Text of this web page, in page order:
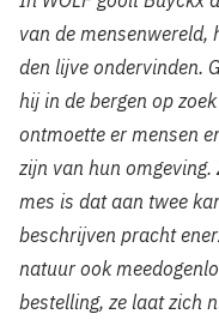
van de mensenwereld,
den lijve ondervinden.
hij in de bergen op
ontmoette er mensen
zijn van hun omgeving.
mes is dat aan twee
beschrijven pracht
natuur ook
bestelling, ze laat zich